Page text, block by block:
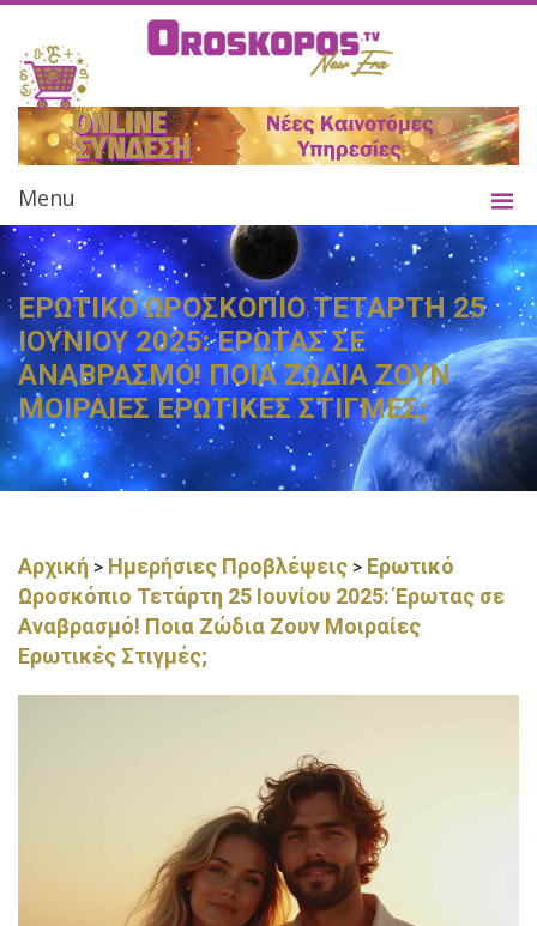
Menu
ΕΡΩΤΙΚΟ ΩΡΟΣΚΟΠΙΟ ΤΕΤΑΡΤΗ 25
ΙΟΥΝΙΟΥ 2025: ΕΡΩΤΑΣ ΣΕ
ΑΝΑΒΡΑΣΜΟ! ΠΟΙΑ ΖΩΔΙΑ ΖΟΥΝ
ΜΟΙΡΑΙΕΣ ΕΡΩΤΙΚΕΣ ΣΤΙΓΜΕΣ;
Αρχική > Ημερήσιες Προβλέψεις > Ερωτικό
Ωροσκόπιο Τετάρτη 25 Ιουνίου 2025: Έρωτας σε
Αναβρασμό! Ποια Ζώδια Ζουν Μοιραίες
Ερωτικές Στιγμές;